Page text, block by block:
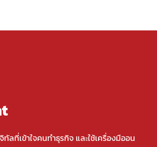
ที่เข้าใจคนทำธุรกิจ และใช้เครื่องมืออน